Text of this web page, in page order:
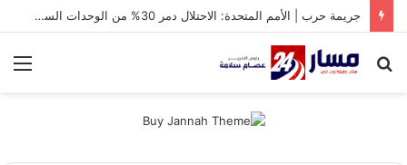
جريمة حرب | الأمم المتحدة: الاحتلال دمر 30% من الوحدات السكنية في غزة
بحث